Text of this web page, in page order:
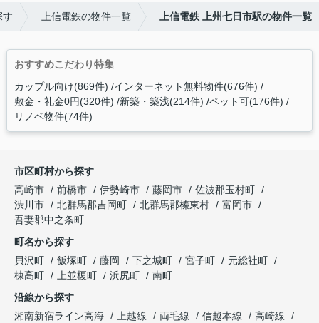
す 上信電鉄の物件一覧 上信電鉄 上州七日市駅の物件一覧
おすすめこだわり特集
カップル向け(869件) インターネット無料物件(676件)
敷金・礼金0円(320件) 新築・築浅(214件) ペット可(176件)
リノベ物件(74件)
市区町村から探す
高崎市
前橋市 伊勢崎市 藤岡市
佐波郡玉村町
渋川市
北群馬郡吉岡町 北群馬郡榛東村
富岡市
吾妻郡中之条町
町名から探す
貝沢町
飯塚町 藤岡 下之城町 宮子町
元総社町
棟高町
上並榎町 浜尻町
南町
沿線から探す
湘南新宿ライン高海
上越線 両毛線 信越本線
高崎線